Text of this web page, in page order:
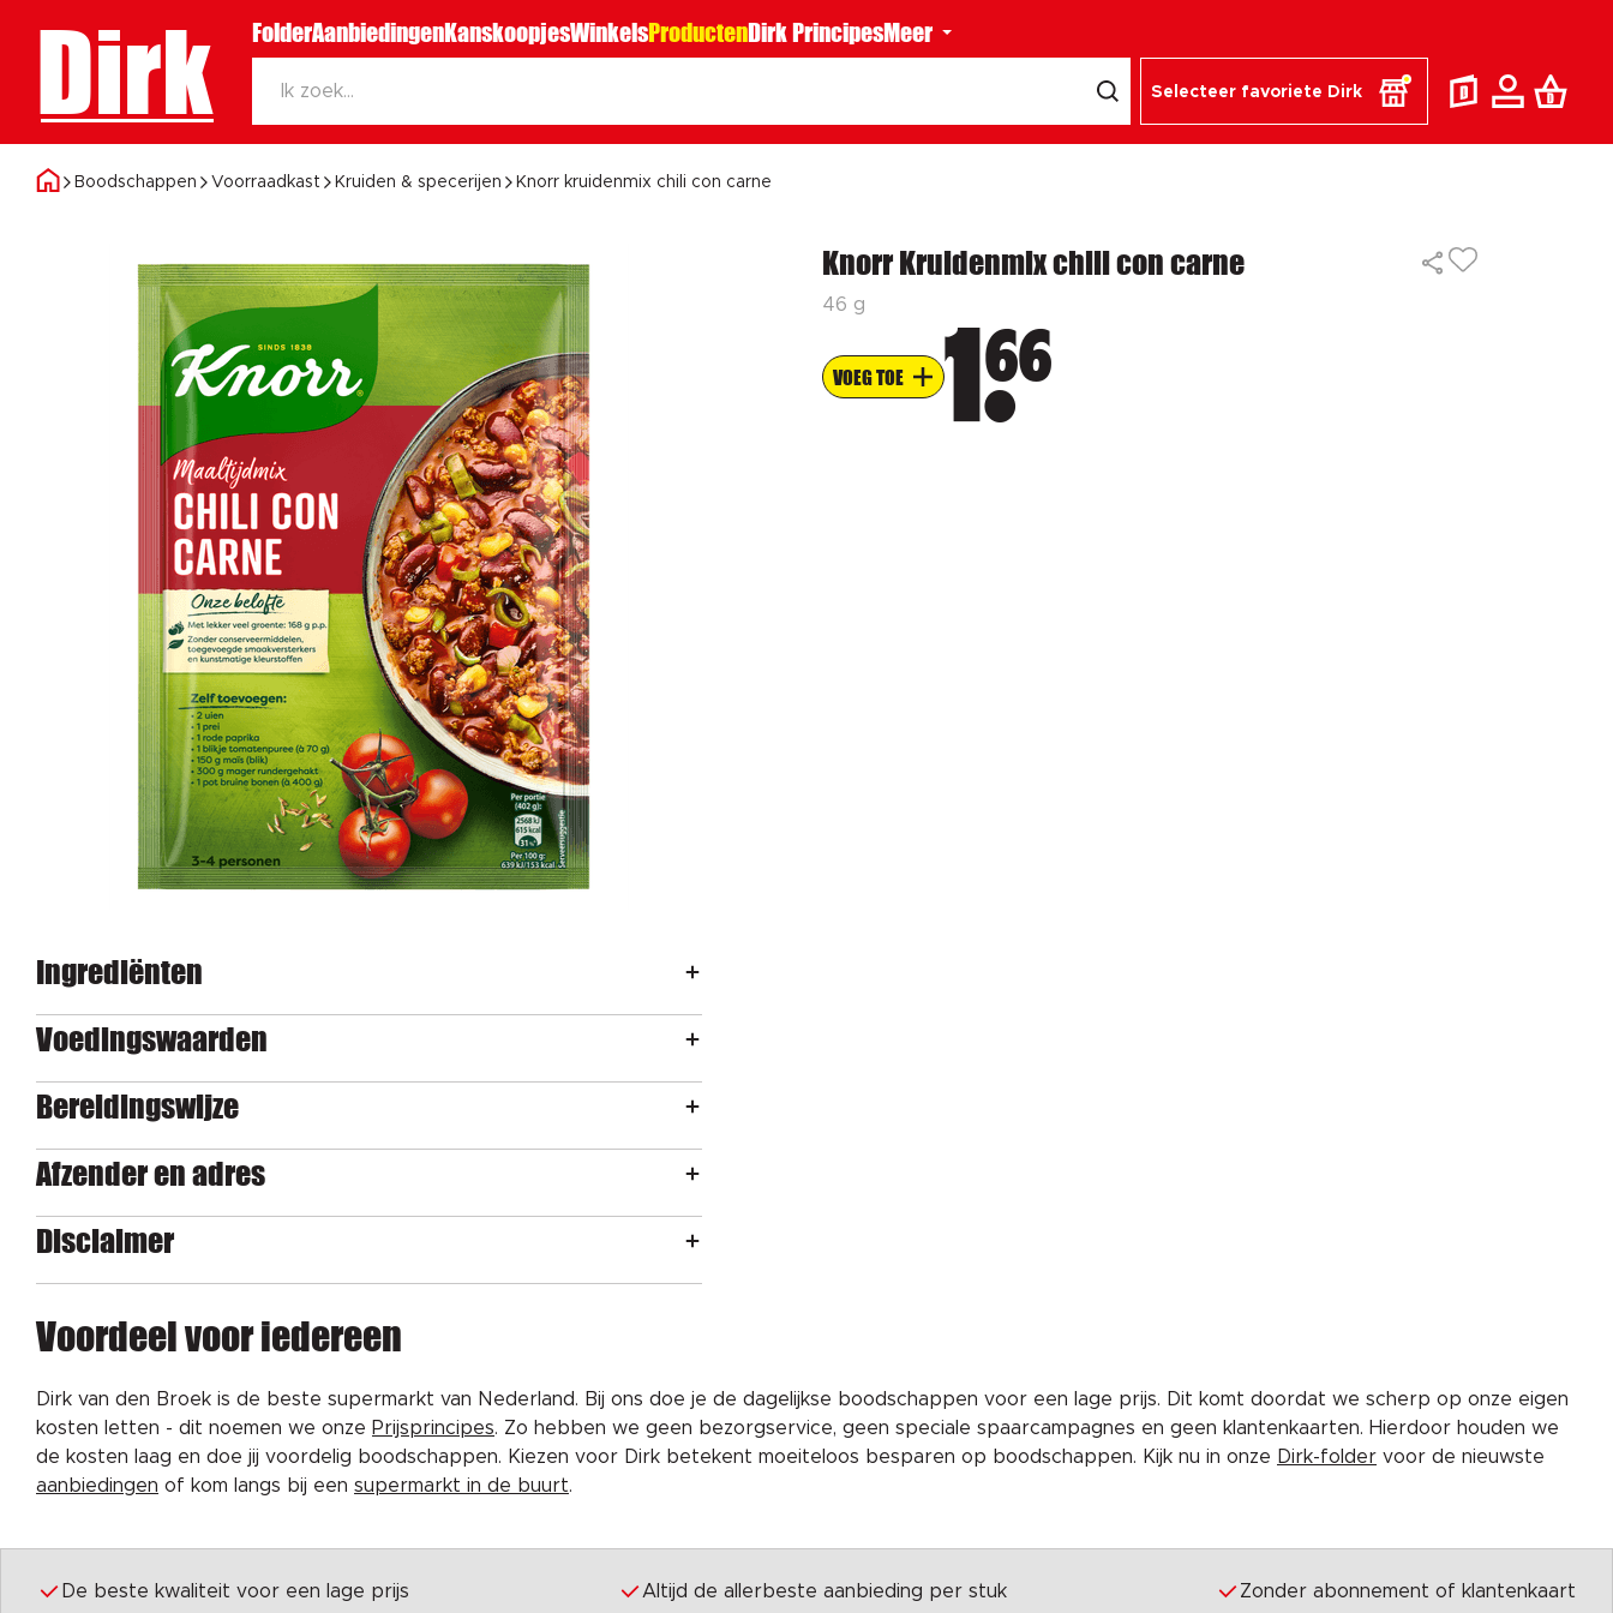
Dirk FolderAanbiedingenKanskoopjesWinkelsProductenDirk PrincipesMeer
Selecteer favoriete Dirk
Boodschappen Voorraadkast Kruiden & specerijen Knorr kruidenmix chili con carne
Knorr Kruidenmix chili con carne
46 g
VOEG TOE 1 66
Ingrediënten
Voedingswaarden
Bereidingswijze
Afzender en adres
Disclaimer
Voordeel voor iedereen
Dirk van den Broek is de beste supermarkt van Nederland. Bij ons doe je de dagelijkse boodschappen voor een lage prijs. Dit komt doordat we scherp op onze eigen
kosten letten - dit noemen we onze Prijsprincipes. Zo hebben we geen bezorgservice, geen speciale spaarcampagnes en geen klantenkaarten. Hierdoor houden we
de kosten laag en doe jij voordelig boodschappen. Kiezen voor Dirk betekent moeiteloos besparen op boodschappen. Kijk nu in onze Dirk-folder voor de nieuwste
aanbiedingen of kom langs bij een supermarkt in de buurt.
De beste kwaliteit voor een lage prijs Altijd de allerbeste aanbieding per stuk Zonder abonnement of klantenkaart